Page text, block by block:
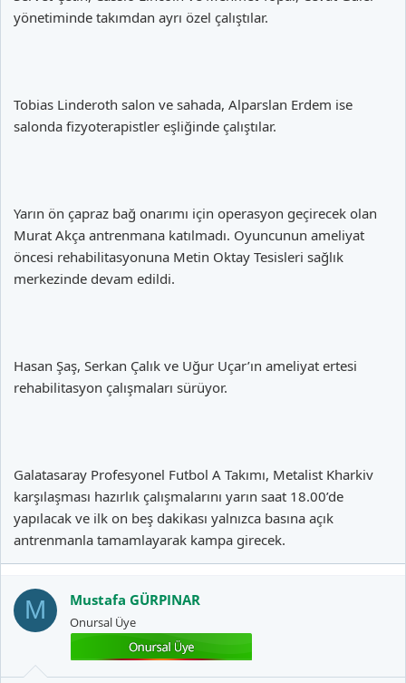
yönetiminde takımdan ayrı özel çalıştılar.
Tobias Linderoth salon ve sahada, Alparslan Erdem ise
salonda fizyoterapistler eşliğinde çalıştılar.
Yarın ön çapraz bağ onarımı için operasyon geçirecek olan
Murat Akça antrenmana katılmadı. Oyuncunun ameliyat
öncesi rehabilitasyonuna Metin Oktay Tesisleri sağlık
merkezinde devam edildi.
Hasan Şaş, Serkan Çalık ve Uğur Uçar’ın ameliyat ertesi
rehabilitasyon çalışmaları sürüyor.
Galatasaray Profesyonel Futbol A Takımı, Metalist Kharkiv
karşılaşması hazırlık çalışmalarını yarın saat 18.00’de
yapılacak ve ilk on beş dakikası yalnızca basına açık
antrenmanla tamamlayarak kampa girecek.
M Mustafa GÜRPINAR
Onursal Üye